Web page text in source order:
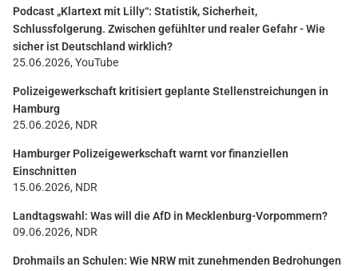
Podcast „Klartext mit Lilly“: Statistik, Sicherheit,
Schlussfolgerung. Zwischen gefühlter und realer Gefahr - Wie
sicher ist Deutschland wirklich?
25.06.2026, YouTube
Polizeigewerkschaft kritisiert geplante Stellenstreichungen in
Hamburg
25.06.2026, NDR
Hamburger Polizeigewerkschaft warnt vor finanziellen
Einschnitten
15.06.2026, NDR
Landtagswahl: Was will die AfD in Mecklenburg-Vorpommern?
09.06.2026, NDR
Drohmails an Schulen: Wie NRW mit zunehmenden Bedrohungen